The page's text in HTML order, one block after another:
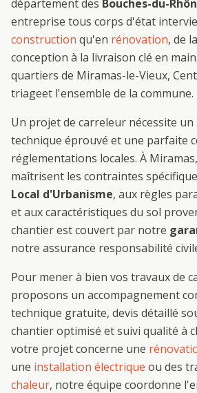
département des Bouches-du-
entreprise tous corps d'état
construction qu'en rénovation, de
conception à la livraison clé en
quartiers de Miramas-le-Vieux,
triageet l'ensemble de la commune.
Un projet de carreleur nécessite
technique éprouvé et une parfaite
réglementations locales. À Miramas
maîtrisent les contraintes
Local d'Urbanisme, aux règles
et aux caractéristiques du sol
chantier est couvert par notre
notre assurance responsabilité
Pour mener à bien vos travaux de
proposons un accompagnement
technique gratuite, devis détaillé
chantier optimisé et suivi qualité à
votre projet concerne une
une installation électrique ou des
chaleur, notre équipe coordonne